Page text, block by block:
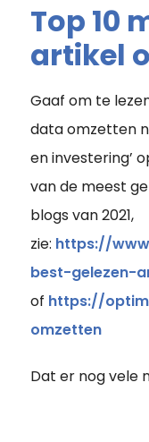
Top 10
artikel
Gaaf om te
data omzetten
en investering’
van de meest
blogs van 2021,
zie: https://
best-gelezen-
of https://
omzetten
Dat er nog vele